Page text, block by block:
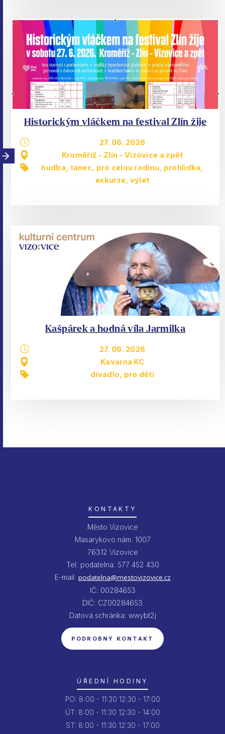
Historickým vláčkem na festival Zlín žije
27. 06. 2026
Kroměříž - Zlín - Vizovice a zpět
hudba, tanec, pro celou rodinu prohlídka,
exkurze výlet
Kašpárek a hodná víla Jarmilka
27. 06. 2026
Kavárna KC
divadlo
pro děti
KONTAKTY
Město Vizovice
Masarykovo nám. 1007
76312 Vizovice
Tel. podatelna: 577 452 430
E-mail: podatelna@mestovizovice.cz
IČ: 00284653
DIČ: CZ00284653
Datová schránka: wwybt2j
PODROBNÝ KONTAKT
ÚŘEDNÍ HODINY
PO: 8:00 - 11:30 12:30 - 17:00
ÚT: 8:00 - 11:30 12:30 - 14:00
ST: 8:00 - 11:30 12:30 - 17:00